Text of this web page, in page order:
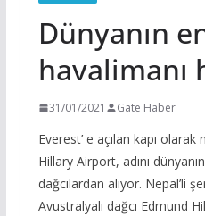
Dünyanın
havalimanı
31/01/2021 Gate Haber
Everest’ e açılan kapı
Hillary Airport, adını
dağcılardan alıyor. Nepal’li
Avustralyalı dağcı Edmund